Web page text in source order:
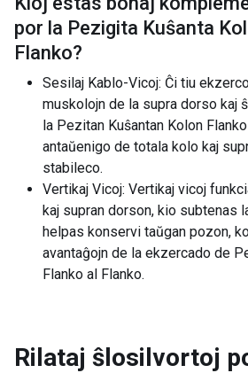
por la Pezigita Kuŝanta
Flanko?
Sesilaj Kablo-Vicoj: Ĉi tiu
muskolojn de la supra dorso kaj
la Pezitan Kuŝantan Kolon
antaŭenigo de totala kolo kaj
stabileco.
Vertikaj Vicoj: Vertikaj vicoj
kaj supran dorson, kio subtenas
helpas konservi taŭgan pozon,
avantaĝojn de la ekzercado de
Flanko al Flanko.
Rilataj ŝlosilvortoj